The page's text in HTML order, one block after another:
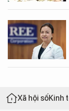
Xã hội sốKinh